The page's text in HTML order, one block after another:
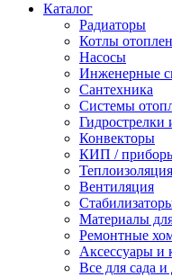
Каталог
Радиаторы
Котлы
Насосы
Инженерные
Сантехника
Системы
Гидрострелки
Конвекторы
КИП /
Вентиляция
Материалы
Ремонтные
Аксессуары и
Все для сада и